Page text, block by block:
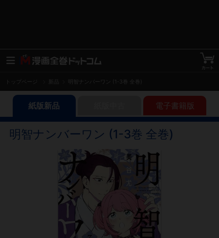
トップページ 明智ナンバーワン (1-3巻 全巻)
紙版新品 電子書籍版
明智ナンバーワン (1-3巻 全巻)